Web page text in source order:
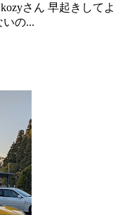
さん 早起きしてよ
の...